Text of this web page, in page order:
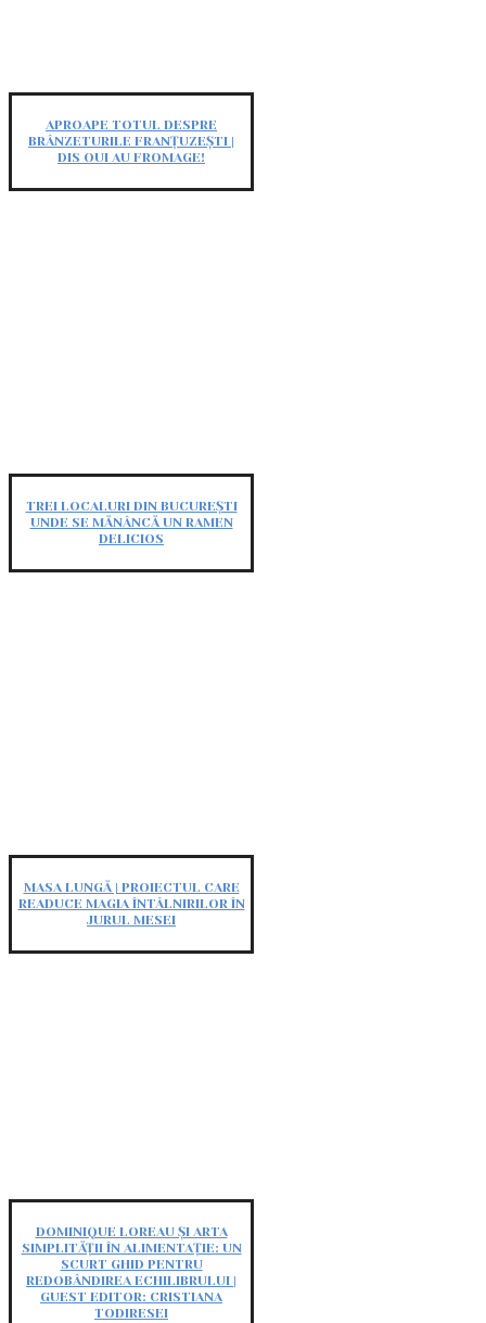
APROAPE TOTUL DESPRE
BRÂNZETURILE FRANȚUZEȘTI |
DIS OUI AU FROMAGE!
TREI LOCALURI DIN BUCUREȘTI
UNDE SE MĂNÂNCĂ UN RAMEN
DELICIOS
MASA LUNGĂ | PROIECTUL CARE
READUCE MAGIA ÎNTÂLNIRILOR ÎN
JURUL MESEI
DOMINIQUE LOREAU ȘI ARTA
SIMPLITĂȚII ÎN ALIMENTAȚIE: UN
SCURT GHID PENTRU
REDOBÂNDIREA ECHILIBRULUI |
GUEST EDITOR: CRISTIANA
TODIRESEI